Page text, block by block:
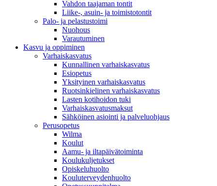
Vahdon taajaman tontit
Liike-, asuin- ja toimistotontit
Palo- ja pelastustoimi
Nuohous
Varautuminen
Kasvu ja oppiminen
Varhaiskasvatus
Kunnallinen varhaiskasvatus
Esiopetus
Yksityinen varhaiskasvatus
Ruotsinkielinen varhaiskasvatus
Lasten kotihoidon tuki
Varhaiskasvatusmaksut
Sähköinen asiointi ja palveluohjaus
Perusopetus
Wilma
Koulut
Aamu- ja iltapäivätoiminta
Koulukuljetukset
Opiskeluhuolto
Kouluterveydenhuolto